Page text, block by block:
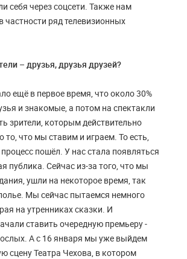
себя через соцсети. Также нам
ряд телевизионных
– друзья, друзья друзей?
ещё в первое время, что около 30%
и знакомые, а потом на спектакли
зрители, которым действительно
то, что мы ставим и играем. То есть,
пошёл. У нас стала появляться
публика. Сейчас из-за того, что мы
ушли на некоторое время, так
Мы сейчас пытаемся немного
на утренниках сказки. И
ставить очередную премьеру -
А с 16 января мы уже выйдем
сцену Театра Чехова, в котором